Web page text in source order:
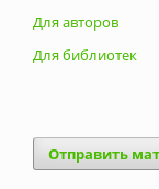
Для авторов
Для библиотек
Отправить